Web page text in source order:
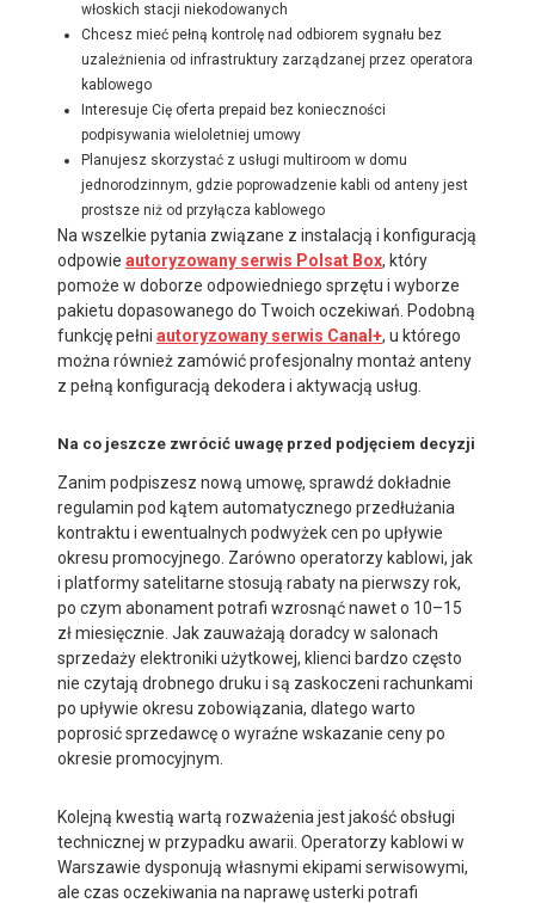
włoskich stacji niekodowanych
Chcesz mieć pełną kontrolę nad odbiorem sygnału bez
uzależnienia od infrastruktury zarządzanej przez operatora
kablowego
Interesuje Cię oferta prepaid bez konieczności
podpisywania wieloletniej umowy
Planujesz skorzystać z usługi multiroom w domu
jednorodzinnym, gdzie poprowadzenie kabli od anteny jest
prostsze niż od przyłącza kablowego
Na wszelkie pytania związane z instalacją i konfiguracją
odpowie autoryzowany serwis Polsat Box, który
pomoże w doborze odpowiedniego sprzętu i wyborze
pakietu dopasowanego do Twoich oczekiwań. Podobną
funkcję pełni autoryzowany serwis Canal+, u którego
można również zamówić profesjonalny montaż anteny
z pełną konfiguracją dekodera i aktywacją usług.
Na co jeszcze zwrócić uwagę przed podjęciem decyzji
Zanim podpiszesz nową umowę, sprawdź dokładnie
regulamin pod kątem automatycznego przedłużania
kontraktu i ewentualnych podwyżek cen po upływie
okresu promocyjnego. Zarówno operatorzy kablowi, jak
i platformy satelitarne stosują rabaty na pierwszy rok,
po czym abonament potrafi wzrosnąć nawet o 10–15
zł miesięcznie. Jak zauważają doradcy w salonach
sprzedaży elektroniki użytkowej, klienci bardzo często
nie czytają drobnego druku i są zaskoczeni rachunkami
po upływie okresu zobowiązania, dlatego warto
poprosić sprzedawcę o wyraźne wskazanie ceny po
okresie promocyjnym.
Kolejną kwestią wartą rozważenia jest jakość obsługi
technicznej w przypadku awarii. Operatorzy kablowi w
Warszawie dysponują własnymi ekipami serwisowymi,
ale czas oczekiwania na naprawę usterki potrafi